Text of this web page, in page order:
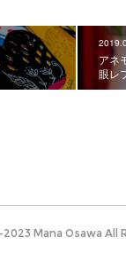
アネ
眼レ
Mana Osawa All